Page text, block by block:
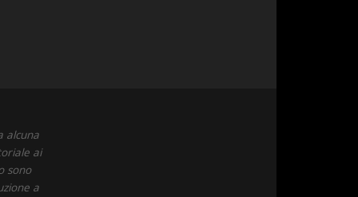
alcuna
ai
sono
a